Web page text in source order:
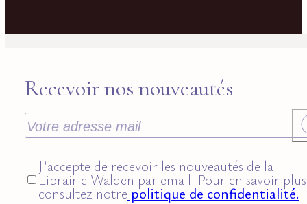
Recevoir nos nouveautés
J’accepte de recevoir les nouveautés de la
Librairie Walden par email. Pour en savoir
consultez notre politique de confidentialité.